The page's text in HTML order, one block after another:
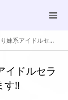
アイドルセラピスト
イドルセラ
す!!